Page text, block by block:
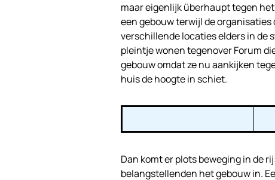
maar eigenlijk überhaupt tegen
een gebouw terwijl de
verschillende locaties elders in de
pleintje wonen tegenover Forum
gebouw omdat ze nu aankijken
huis de hoogte in schiet.
Dan komt er plots beweging in de
belangstellenden het gebouw in.